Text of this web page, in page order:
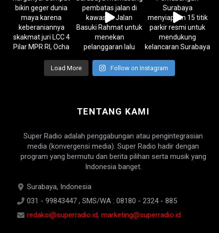
Load More Follow on Instagram
TENTANG KAMI
Super Radio adalah penggabungan atau pengintegrasian
media (konvergensi media). Super Radio hadir dengan
program yang bermutu dan berita pilihan serta musik yang
Indonesia banget.
Surabaya, Indonesia
031 - 99843447 , SMS/WA : 08180 - 2324 - 885
redaksi@superradio.id, marketing@superradio.id